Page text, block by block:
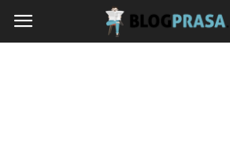
blogprasa.pl